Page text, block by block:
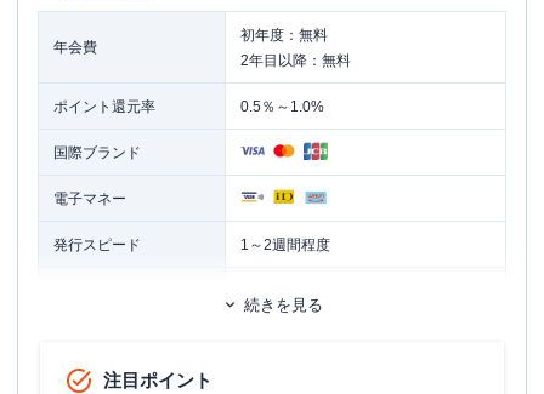
年会費
初年度：無料
2年目以降：無料
ポイント還元率 0.5％～1.0%
国際ブランド
電子マネー
発行スピード 1～2週間程度
家族カード
続きを見る
注目ポイント